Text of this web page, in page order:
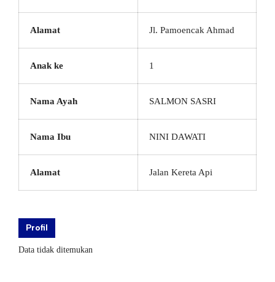
Alamat Jl. Pamoencak Ahmad
Anak ke 1
Nama Ayah SALMON SASRI
Nama Ibu NINI DAWATI
Alamat Jalan Kereta Api
Profil
Data tidak ditemukan